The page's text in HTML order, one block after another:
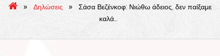
» Δηλώσεις »
Σάσα Βεζένκοφ: Νιώθω άδειος, δεν παίξαμε
καλά…